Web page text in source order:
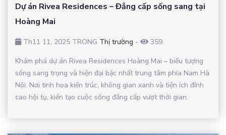
Dự án Rivea Residences – Đẳng cấp sống sang tại
Hoàng Mai
Th11 11, 2025 TRONG Thị trường -
359
Khám phá dự án Rivea Residences Hoàng Mai – biểu tượng
sống sang trọng và hiện đại bậc nhất trung tâm phía Nam Hà
Nội. Nơi tinh hoa kiến trúc, không gian xanh và tiện ích đỉnh
cao hội tụ, kiến tạo cuộc sống đẳng cấp vượt thời gian.